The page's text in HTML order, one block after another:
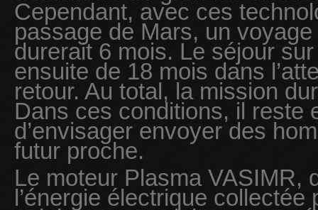
Cependant, avec ces
passage de Mars, un
durerait 6 mois. Le séjour
ensuite de 18 mois dans
retour. Au total, la mission
Dans ces conditions, il reste
d’envisager envoyer des
futur proche.
Le moteur Plasma VASIMR,
l’énergie électrique